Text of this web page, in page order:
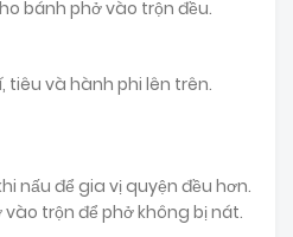
bánh phở vào trộn đều.
tiêu và hành phi lên trên.
nấu để gia vị quyện đều hơn.
trộn để phở không bị nát.